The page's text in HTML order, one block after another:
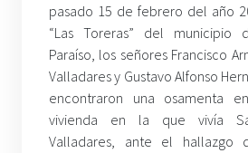
pasado 15 de febrero del año
“Las Toreras” del municipio
Paraíso, los señores Francisco
Valladares y Gustavo Alfonso
encontraron una osamenta
vivienda en la que vivía
Valladares, ante el hallazgo